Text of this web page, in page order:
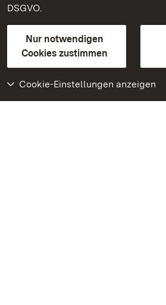
DSGVO.
Nur notwendigen
Cookies zustimmen
Cookie-Einstellungen anzeigen
Kontakt
GebärdenspracheLeichte Sprache
Erklärung zur Barrierefreiheit
BITV-konform (geprüfte Seiten)
Weiteres